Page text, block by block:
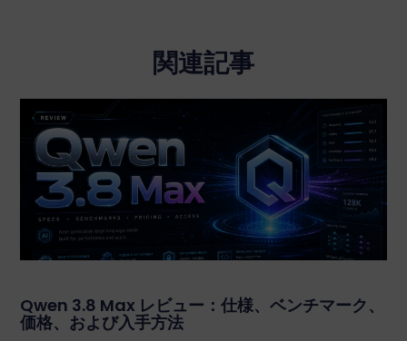
関連記事
Qwen 3.8 Max レビュー：仕様、ベンチマーク、
価格、および入手方法